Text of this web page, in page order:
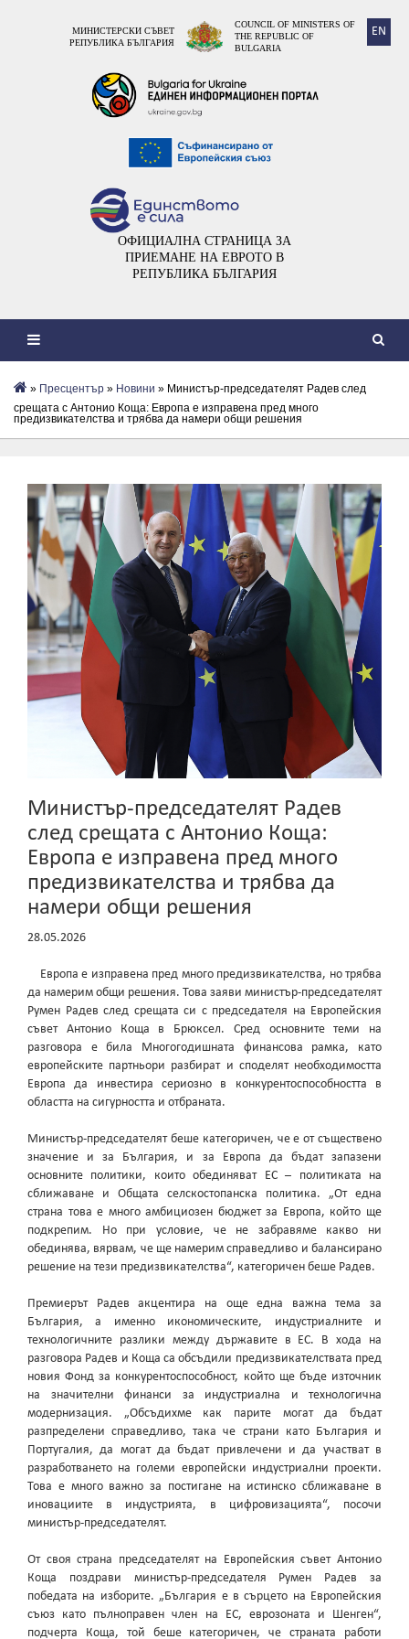
EN
МИНИСТЕРСКИ СЪВЕТ
РЕПУБЛИКА БЪЛГАРИЯ
COUNCIL OF MINISTERS OF
THE REPUBLIC OF
BULGARIA
ОФИЦИАЛНА СТРАНИЦА ЗА
ПРИЕМАНЕ НА ЕВРОТО В
РЕПУБЛИКА БЪЛГАРИЯ
» Пресцентър » Новини » Министър-председателят Радев след
срещата с Антонио Коща: Европа е изправена пред много
предизвикателства и трябва да намери общи решения
Министър-председателят Радев
след срещата с Антонио Коща:
Европа е изправена пред много
предизвикателства и трябва да
намери общи решения
28.05.2026
Европа е изправена пред много предизвикателства, но трябва
да намерим общи решения. Това заяви министър-председателят
Румен Радев след срещата си с председателя на Европейския
съвет Антонио Коща в Брюксел. Сред основните теми на
разговора е била Многогодишната финансова рамка, като
европейските партньори разбират и споделят необходимостта
Европа да инвестира сериозно в конкурентоспособността в
областта на сигурността и отбраната.
Министър-председателят беше категоричен, че е от съществено
значение и за България, и за Европа да бъдат запазени
основните политики, които обединяват ЕС – политиката на
сближаване и Общата селскостопанска политика. „От една
страна това е много амбициозен бюджет за Европа, който ще
подкрепим. Но при условие, че не забравяме какво ни
обединява, вярвам, че ще намерим справедливо и балансирано
решение на тези предизвикателства“, категоричен беше Радев.
Премиерът Радев акцентира на още една важна тема за
България, а именно икономическите, индустриалните и
технологичните разлики между държавите в ЕС. В хода на
разговора Радев и Коща са обсъдили предизвикателствата пред
новия Фонд за конкурентоспособност, който ще бъде източник
на значителни финанси за индустриална и технологична
модернизация. „Обсъдихме как парите могат да бъдат
разпределени справедливо, така че страни като България и
Португалия, да могат да бъдат привлечени и да участват в
разработването на големи европейски индустриални проекти.
Това е много важно за постигане на истинско сближаване в
иновациите в индустрията, в цифровизацията“, посочи
министър-председателят.
От своя страна председателят на Европейския съвет Антонио
Коща поздрави министър-председателя Румен Радев за
победата на изборите. „България е в сърцето на Европейския
съюз като пълноправен член на ЕС, еврозоната и Шенген“,
подчерта Коща, той беше категоричен, че страната работи